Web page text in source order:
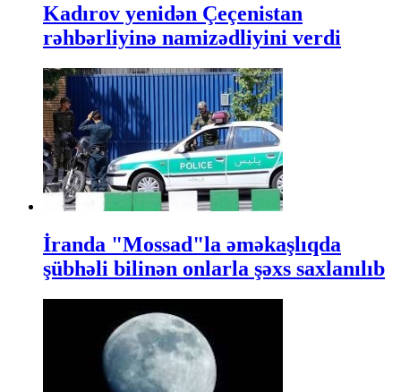
Kadırov yenidən Çeçenistan
rəhbərliyinə namizədliyini verdi
İranda "Mossad"la əməkaşlıqda
şübhəli bilinən onlarla şəxs saxlanılıb